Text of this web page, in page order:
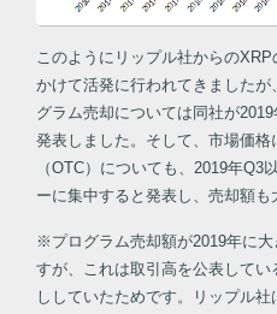
このようにリップル社からの
かけて活発に行われてきました
グラム売却については同社が
発表しました。そして、市場価
（OTC）についても、2019年Q3
ーに集中すると発表し、売却額も
※プログラム売却額が2019年に
すが、これは取引高を公表して
ししていたためです。リップル社